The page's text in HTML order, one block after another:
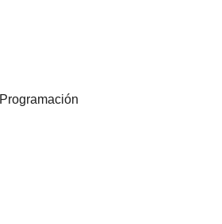
Programación